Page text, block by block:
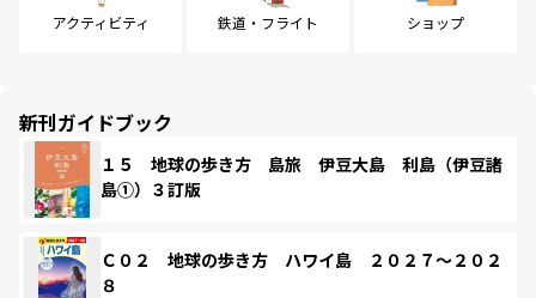
アクティビティ 鉄道・フライト ショップ
新刊ガイドブック
１５ 地球の歩き方 島旅 伊豆大島 利島（伊豆諸
島①）３訂版
Ｃ０２ 地球の歩き方 ハワイ島 ２０２７～２０２
８